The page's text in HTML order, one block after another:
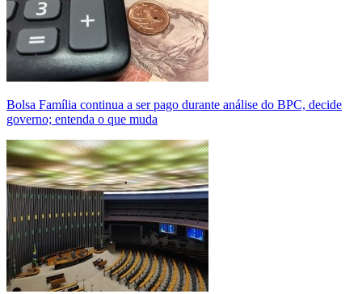
Bolsa Família continua a ser pago durante análise do BPC, decide
governo; entenda o que muda